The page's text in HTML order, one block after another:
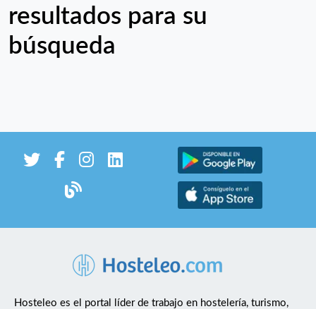
resultados para su
búsqueda
Hosteleo es el portal líder de trabajo en hostelería, turismo,